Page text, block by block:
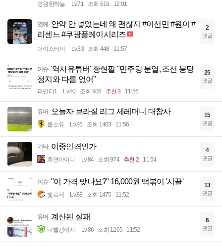
영원한하늘 Lv.71 조회 616 12:01
연예
안약 안 넣었는데 왜 괜찮지 #이선민 #원이 #
리센느 #쿠팡플레이시리즈
아이스티이 Lv.33 조회 448 11:57
2
댓글
이슈 '역사유튜버' 황현필 "민주당 분열, 조선 붕당
정치와 다름 없어"
파인더1 Lv.80 조회 906 추천 3 11:56
25
댓글
유머 오늘자 브라질 리그 세레머니 대참사
풀소유 Lv.86 조회 1403 11:56
15
댓글
기타 이중인격인가
휴면아이디 Lv.84 조회 974 추천 2 11:54
4
댓글
이슈 "이 가격 맞나요?" 16,000원 떡볶이 '시끌'
빛로제 Lv.88 조회 1475 11:52
13
댓글
유머 계산된 실패
너빨갱이지 Lv.86 조회 1265 11:52
6
댓글